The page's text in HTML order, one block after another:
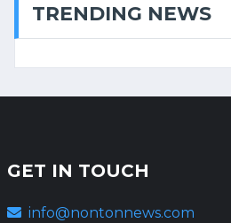
TRENDING NEWS
GET IN TOUCH
info@nontonnews.com